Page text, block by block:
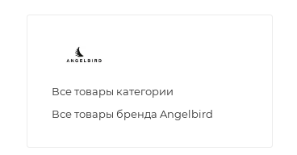
Все товары категории
Все товары бренда Angelbird